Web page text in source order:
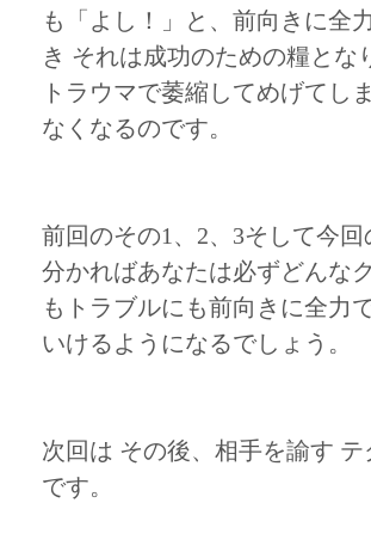
も「よし！」と、前向きに全
き それは成功のための糧と
トラウマで萎縮してめげてし
なくなるのです。
前回のその1、2、3そして今回
分かればあなたは必ずどんな
もトラブルにも前向きに全力
いけるようになるでしょう。
次回は その後、相手を諭す テ
です。